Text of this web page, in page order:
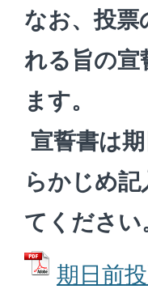
なお、投票
れる旨の宣
ます。
宣誓書は
らかじめ
てください
期日前